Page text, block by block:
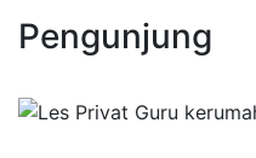
Pengunjung